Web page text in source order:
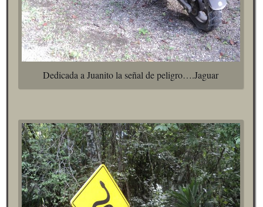
Dedicada a Juanito la señal de peligro….Jaguar